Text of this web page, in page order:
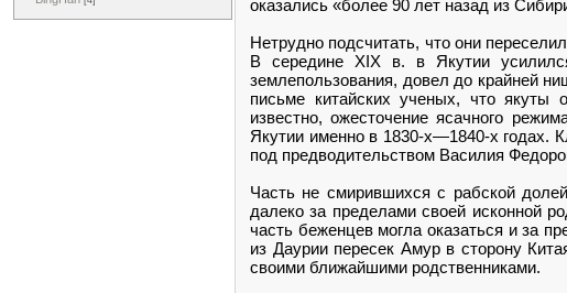
оказались «более 90 лет назад из
Нетрудно подсчитать, что они
В середине XIX в. в Якутии
землепользования, довел до крайней
письме китайских ученых, что якуты
известно, ожесточение ясачного
Якутии именно в 1830-х—1840-х годах.
под предводительством Василия
Часть не смирившихся с рабской
далеко за пределами своей исконной
часть беженцев могла оказаться и за
из Даурии пересек Амур в сторону
своими ближайшими родственниками.